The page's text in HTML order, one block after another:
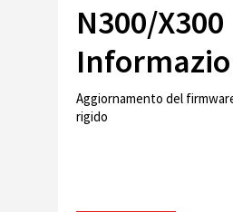
N300/X300
Aggiornamento del
rigido